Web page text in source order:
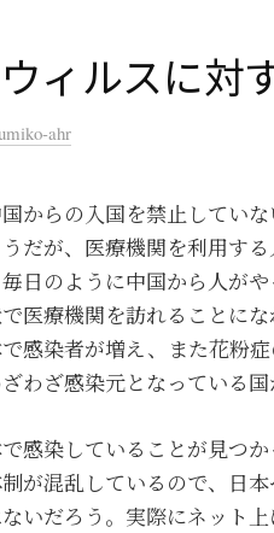
ィルスに対
ahr
からの入国を禁止してい
だが、医療機関を利用す
日のように中国から人が
医療機関を訪れることに
感染者が増え、また花粉
わざ感染元となっている
感染していることが見つ
が混乱しているので、日
いだろう。実際にネット